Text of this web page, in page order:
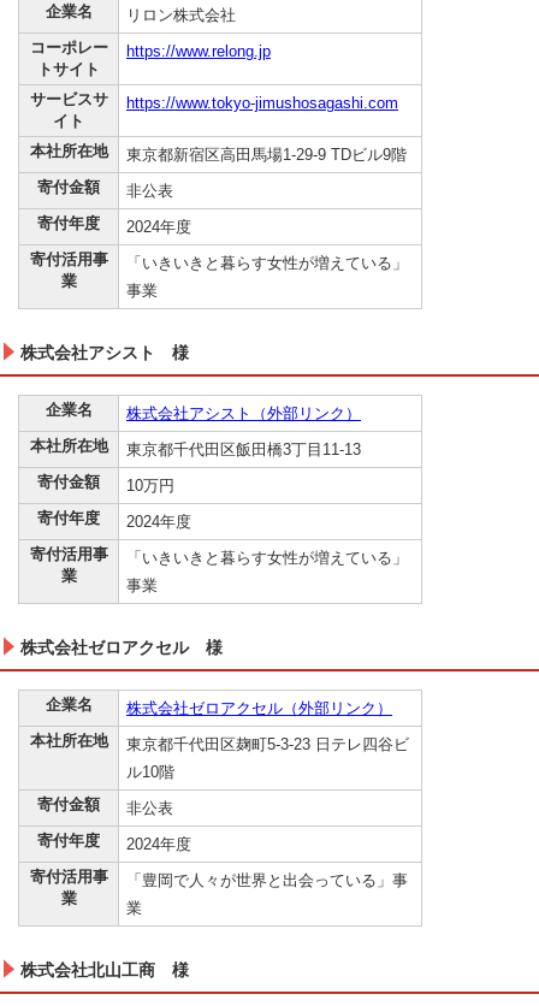
企業名
リロン株式会社
コーポレー
トサイト
https://www.relong.jp
サービスサ
イト
https://www.tokyo-jimushosagashi.com
本社所在地
東京都新宿区高田馬場1-29-9 TDビル9階
寄付金額
非公表
寄付年度
2024年度
寄付活用事
業
「いきいきと暮らす女性が増えている」
事業
株式会社アシスト 様
企業名
株式会社アシスト（外部リンク）
本社所在地
東京都千代田区飯田橋3丁目11-13
寄付金額
10万円
寄付年度
2024年度
寄付活用事
業
「いきいきと暮らす女性が増えている」
事業
株式会社ゼロアクセル 様
企業名
株式会社ゼロアクセル（外部リンク）
本社所在地
東京都千代田区麹町5-3-23 日テレ四谷ビ
ル10階
寄付金額
非公表
寄付年度
2024年度
寄付活用事
業
「豊岡で人々が世界と出会っている」事
業
株式会社北山工商 様